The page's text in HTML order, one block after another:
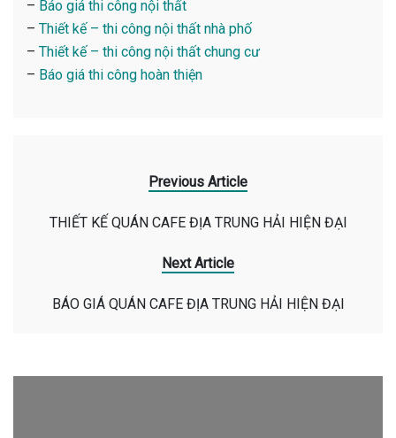
– Báo giá thi công nội thất
– Thiết kế – thi công nội thất nhà phố
– Thiết kế – thi công nội thất chung cư
– Báo giá thi công hoàn thiện
Previous Article
THIẾT KẾ QUÁN CAFE ĐỊA TRUNG HẢI HIỆN ĐẠI
Next Article
BÁO GIÁ QUÁN CAFE ĐỊA TRUNG HẢI HIỆN ĐẠI